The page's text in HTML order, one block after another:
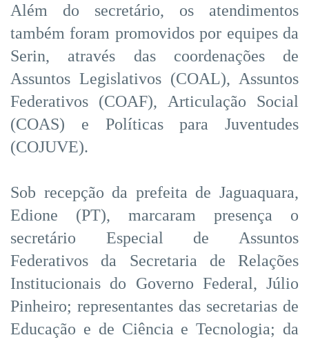
Além do secretário, os atendimentos
também foram promovidos por equipes da
Serin, através das coordenações de
Assuntos Legislativos (COAL), Assuntos
Federativos (COAF), Articulação Social
(COAS) e Políticas para Juventudes
(COJUVE).
Sob recepção da prefeita de Jaguaquara,
Edione (PT), marcaram presença o
secretário Especial de Assuntos
Federativos da Secretaria de Relações
Institucionais do Governo Federal, Júlio
Pinheiro; representantes das secretarias de
Educação e de Ciência e Tecnologia; da